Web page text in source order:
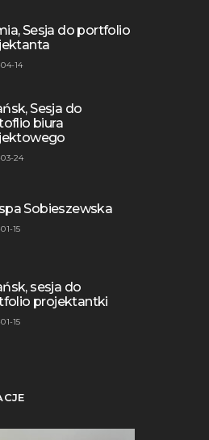
Sesja do portfolio
14
Sesja do
biura
24
Sobieszewska
15
sesja do
projektantki
15